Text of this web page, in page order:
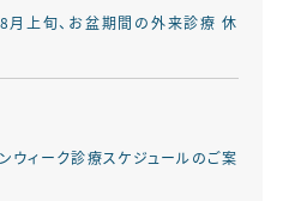
8月上旬、お盆期間の外来診療 休
ウィーク診療スケジュールのご案